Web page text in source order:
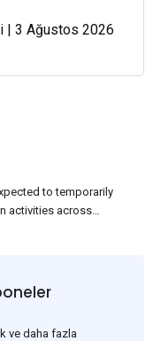
| 3 Ağustos 2026
to temporarily
activities across
to provide support
caused by heavy
ve daha fazla